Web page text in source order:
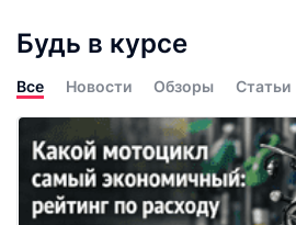
Будь в курсе
Все Новости Обзоры Статьи